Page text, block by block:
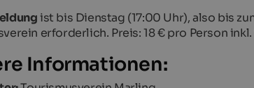
ist bis Dienstag (17:00 Uhr), also bis
erforderlich. Preis: 18 € pro Person
Informationen: